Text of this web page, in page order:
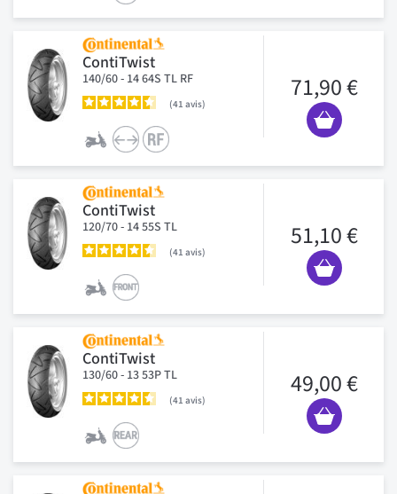
ContiTwist
140/60 - 14 64S TL RF
41 avis
71,90 €
ContiTwist
120/70 - 14 55S TL
41 avis
51,10 €
ContiTwist
130/60 - 13 53P TL
41 avis
49,00 €